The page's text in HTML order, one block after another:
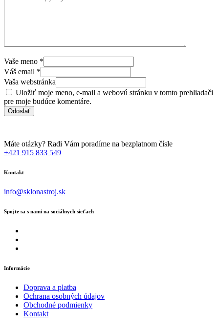
Vaše meno *
Váš email *
Vaša webstránka
Uložiť moje meno, e-mail a webovú stránku v tomto prehliadači
pre moje budúce komentáre.
Máte otázky? Radi Vám poradíme na bezplatnom čísle
+421 915 833 549
Kontakt
info@sklonastroj.sk
Spojte sa s nami na sociálnych sieťach
Informácie
Doprava a platba
Ochrana osobných údajov
Obchodné podmienky
Kontakt